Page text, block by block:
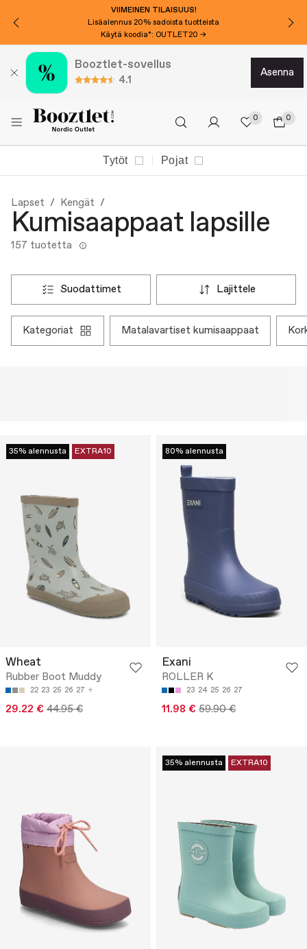
VIIMEINEN TILAISUUS!
Lisäalennus 20% sadoista tuotteista
Käytä koodia*: OUTLET20 →
Booztlet-sovellus
4.1
asenna
0 0
Tytöt Pojat
Lapset Kengät
Kumisaappaat lapsille
157 tuotetta
suodattimet lajittele
kategoriat matalavartiset kumisaappaat
35% alennusta EXTRA10
Wheat
Rubber Boot Muddy
22 23 25 26 27
29.22 € 44.95 €
80% alennusta
Exani
ROLLER K
23 24 25 26 27
11.98 € 59.90 €
35% alennusta EXTRA10